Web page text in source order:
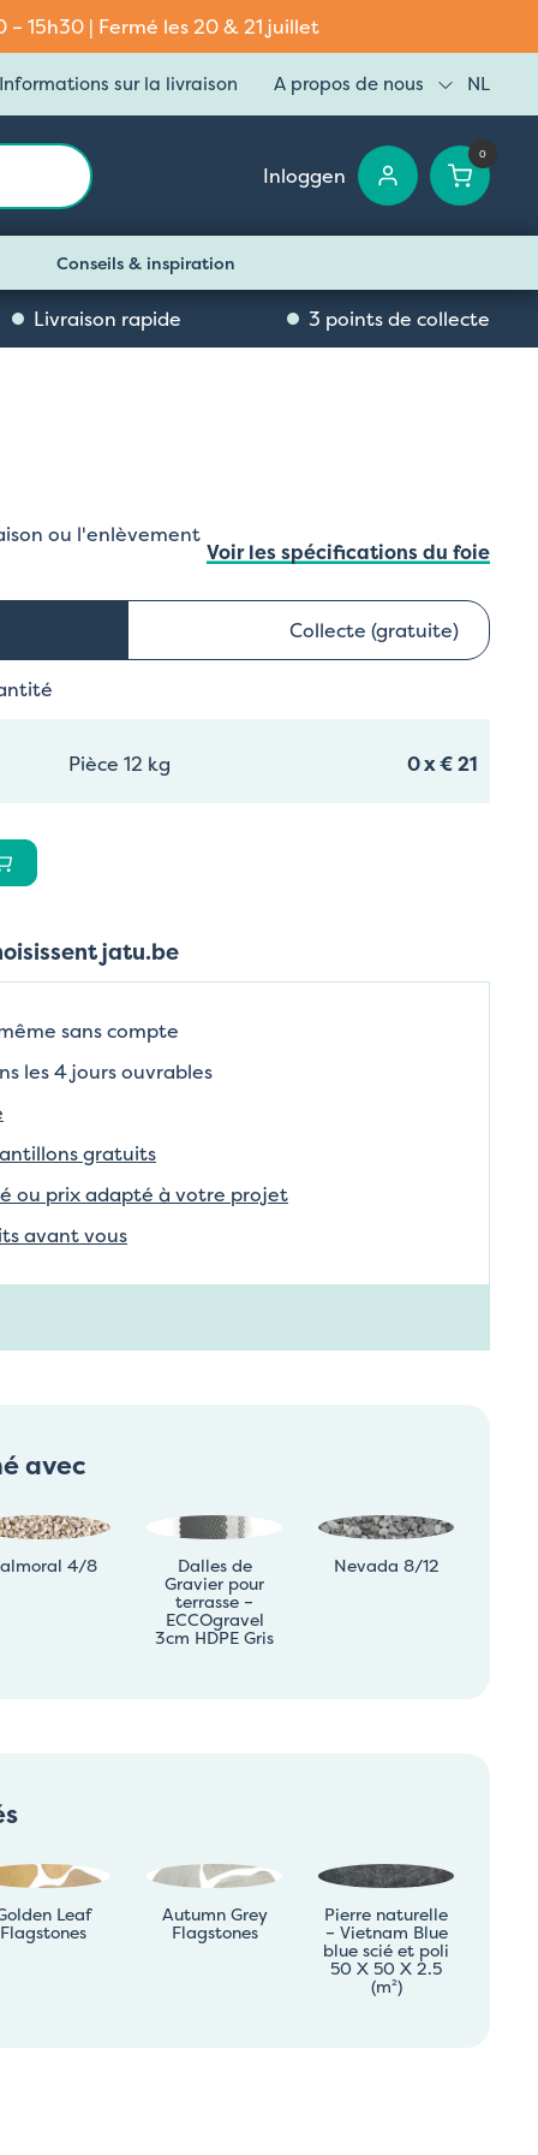
15h30 | Fermé les 20 & 21 juillet
Informations sur la livraison A propos de nous NL
Inloggen
0
Conseils & inspiration
Livraison rapide 3 points de collecte
ou l'enlèvement
Voir les spécifications du foie
Collecte (gratuite)
Pièce 12 kg 0x€ 21
jatu.be
sans compte
les 4 jours ouvrables
gratuits
ou prix adapté à votre projet
avant vous
avec
4/8 Dalles de
Gravier pour
terrasse –
ECCOgravel
3cm HDPE Gris
Nevada 8/12
Leaf
Flagstones
Autumn Grey
Flagstones
Pierre naturelle
– Vietnam Blue
blue scié et poli
50 X 50 X 2.5
(m²)